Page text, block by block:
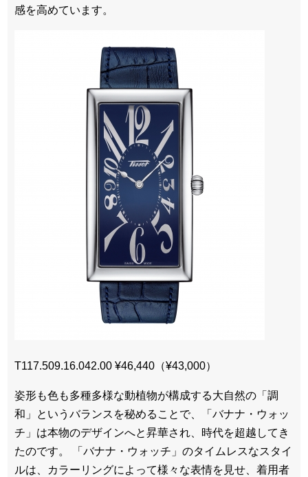
感を高めています。
T117.509.16.042.00 ¥46,440（¥43,000）
姿形も色も多種多様な動植物が構成する大自然の「調
和」というバランスを秘めることで、「バナナ・ウォッ
チ」は本物のデザインへと昇華され、時代を超越してき
たのです。 「バナナ・ウォッチ」のタイムレスなスタイ
ルは、カラーリングによって様々な表情を見せ、着用者